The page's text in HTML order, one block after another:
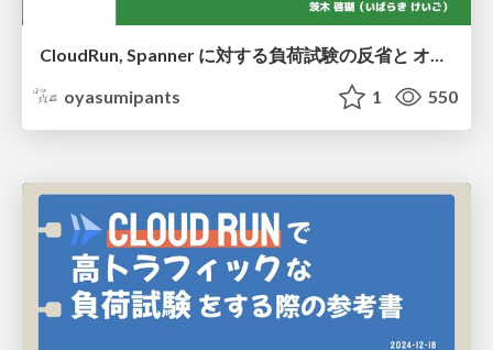
CloudRun, Spanner に対する負荷試験の反省と オブザーバビリティによるアプローチ
oyasumipants
1 550